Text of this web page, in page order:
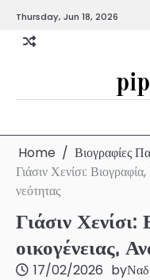
content
Thursday, Jun 18, 2026
Home
Βιογραφίες
Γιάσιν Χενίσι:
νεότητας
Γιάσιν Χενίσι:
οικογένειας,
17/02/2026 by